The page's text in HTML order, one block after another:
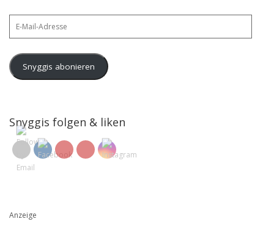
Snyggis abonieren
Snyggis folgen & liken
Anzeige